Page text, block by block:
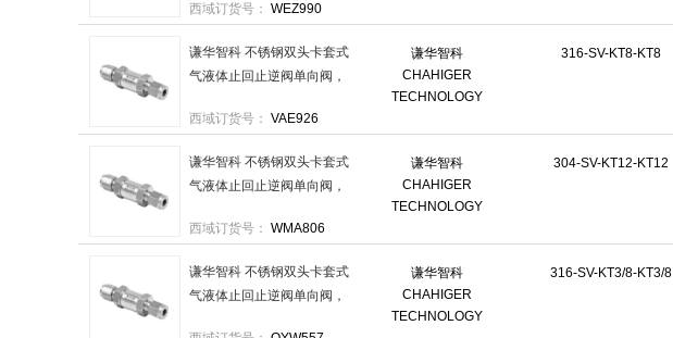
16mm-出口卡套16mm 售卖
西域订货号： WEZ990
谦华智科
CHAHIGER
TECHNOLOGY
316-SV-KT8-KT8
谦华智科 不锈钢双头卡套式
气液体止回止逆阀单向阀，
8mm-出口卡套8mm 售卖规
西域订货号： VAE926
谦华智科
CHAHIGER
TECHNOLOGY
304-SV-KT12-KT12
谦华智科 不锈钢双头卡套式
气液体止回止逆阀单向阀，
12mm-出口卡套12mm 售卖
西域订货号： WMA806
谦华智科
CHAHIGER
TECHNOLOGY
316-SV-KT3/8-KT3/8
谦华智科 不锈钢双头卡套式
气液体止回止逆阀单向阀，